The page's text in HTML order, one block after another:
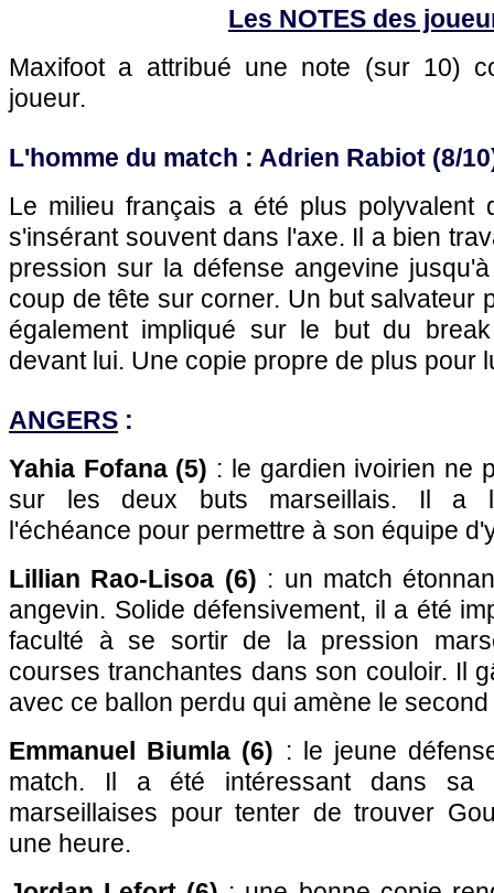
Les NOTES des
Maxifoot a attribué une note (sur 10)
joueur.
L'homme du match : Adrien Rabiot (8/
Le milieu français a été plus polyvalent
s'insérant souvent dans l'axe. Il a bien
pression sur la défense angevine
coup de tête sur corner. Un but salvateur
également impliqué sur le but du
devant lui. Une copie propre de plus pour
ANGERS :
Yahia Fofana (5) : le gardien ivoirien ne
sur les deux buts marseillais. Il a
l'échéance pour permettre à son équipe
Lillian Rao-Lisoa (6) : un match
angevin. Solide défensivement, il a été
faculté à se sortir de la pression
courses tranchantes dans son couloir. Il
avec ce ballon perdu qui amène le
Emmanuel Biumla (6) : le jeune
match. Il a été intéressant dans sa
marseillaises pour tenter de trouver
une heure.